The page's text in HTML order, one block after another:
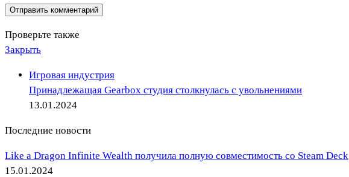
Проверьте также
Закрыть
Игровая индустрия
Принадлежащая Gearbox студия столкнулась с увольнениями
13.01.2024
Последние новости
Like a Dragon Infinite Wealth получила полную совместимость со Steam Deck
15.01.2024